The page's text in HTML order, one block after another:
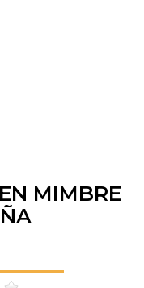
MIMBRE